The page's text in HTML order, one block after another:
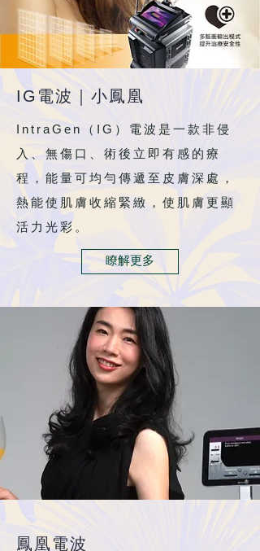
IG 電波｜小鳳凰
IntraGen（IG） 電波是一款非侵
入、無傷口、術後立即有感的療
程，能量可均勻傳遞至皮膚深處，
熱能使肌膚收縮緊緻，使肌膚更顯
活力光彩。
瞭解更多
​鳳凰電波